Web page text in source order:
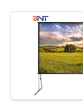
SITO
PRIVACY
POLICY